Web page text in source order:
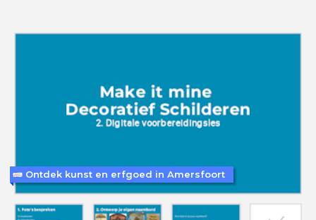
Ontdek kunst en erfgoed in Amersfoort